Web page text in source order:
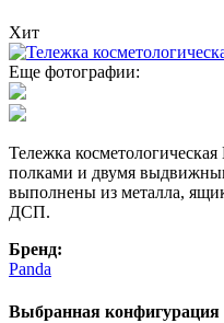
Хит
Еще фотографии:
Тележка
полками и двумя
выполнены из металла,
ДСП.
Бренд:
Panda
Выбранная конфигурация